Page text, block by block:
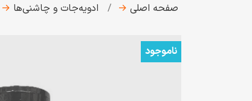
صفحه اصلی → ادویه‌جات و چاشنی‌ها →
ناموجود